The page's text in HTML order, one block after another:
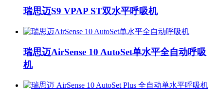
瑞思迈S9 VPAP ST双水平呼吸机
瑞思迈AirSense 10 AutoSet单水平全自动呼吸
机